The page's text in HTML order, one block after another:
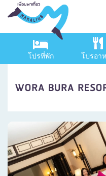
โปรที่พัก โปรอา
WORA BURA